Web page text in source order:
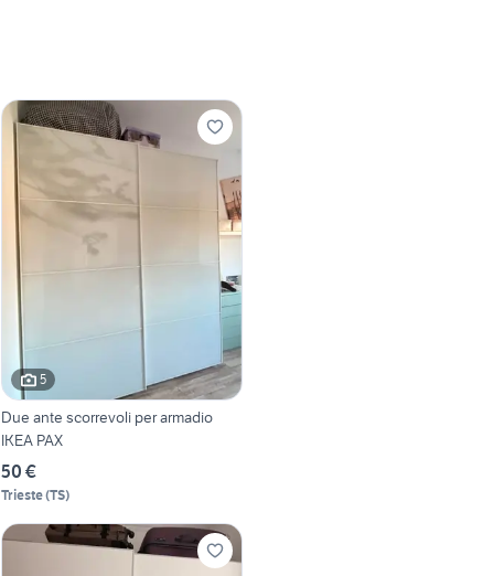
5
Due ante scorrevoli per armadio
IKEA PAX
50 €
Trieste(TS)